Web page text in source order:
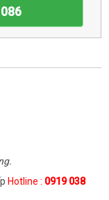
Hotline : 0919 038